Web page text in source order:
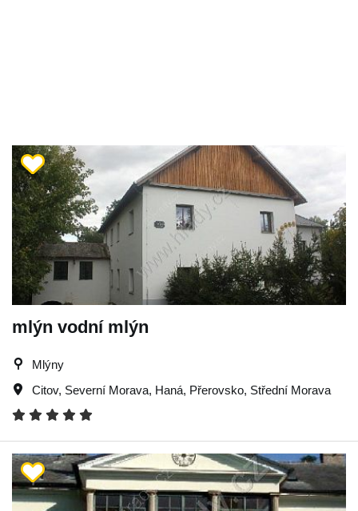
mlýn vodní mlýn
Mlýny
Citov, Severní Morava, Haná, Přerovsko, Střední Morava